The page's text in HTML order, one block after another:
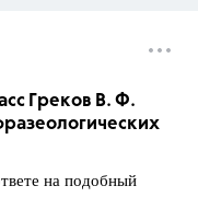
Греков В. Ф.
на подобный